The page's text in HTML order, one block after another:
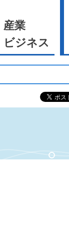
産業
ビジネス